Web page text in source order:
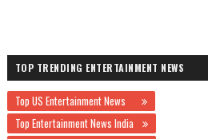
TOP TRENDING ENTERTAINMENT NEWS
Top US Entertainment News
Top Entertainment News India